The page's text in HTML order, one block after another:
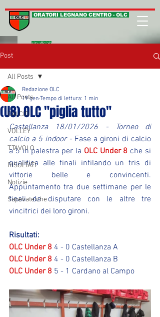
ORATORI LEGNANO CENTRO - OLC
sito ufficiale
Post
All Posts
CALCIO
VOLLEY
T.TAVOLO
RISULTATI
Notizie
Sapevate che ...
All Posts
(U8) OLC "piglia tutto"
Redazione OLC
19 gen Tempo di lettura: 1 min
Castellanza 18/01/2026 - Torneo di
calcio a 5 indoor - Fase a gironi di calcio
a 5 in palestra per la OLC Under 8 che si
qualifica alle finali infilando un tris di
vittorie belle e convincenti.
Appuntamento tra due settimane per le
finali da disputare con le altre tre
vincitrici dei loro gironi.
Risultati:
OLC Under 8 4 - 0 Castellanza A
OLC Under 8 4 - 0 Castellanza B
OLC Under 8 5 - 1 Cardano al Campo